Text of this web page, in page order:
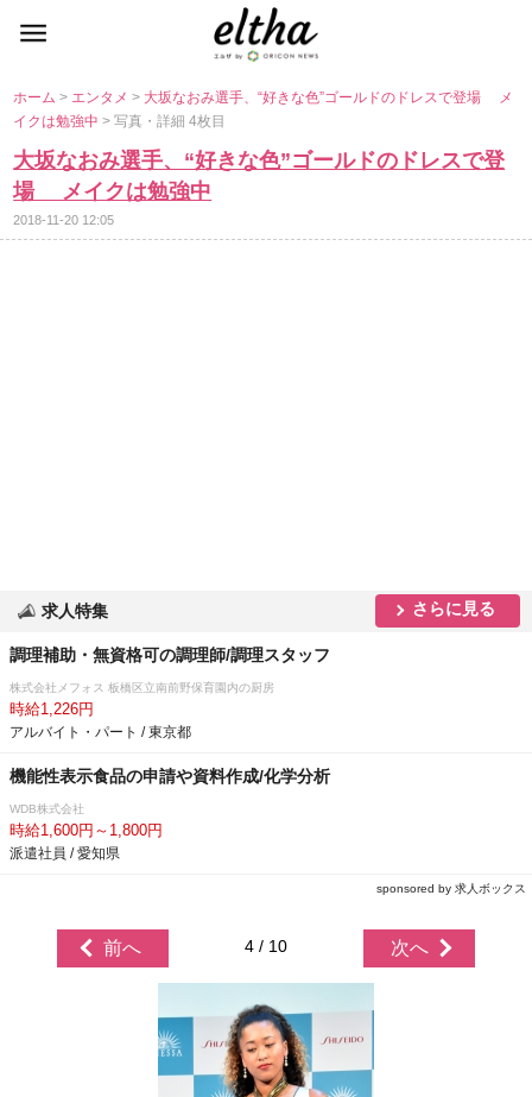
ホーム> エンタメ> 大坂なおみ選手、“好きな色”ゴールドのドレスで登場 メ
イクは勉強中> 写真・詳細 4枚目
大坂なおみ選手、“好きな色”ゴールドのドレスで登
場 メイクは勉強中
2018-11-20 12:05
求人特集 さらに見る
調理補助・無資格可の調理師/調理スタッフ
株式会社メフォス 板橋区立南前野保育園内の厨房
時給1,226円
アルバイト・パート / 東京都
機能性表示食品の申請や資料作成/化学分析
WDB株式会社
時給1,600円～1,800円
派遣社員 / 愛知県
sponsored by 求人ボックス
前へ 4 / 10 次へ